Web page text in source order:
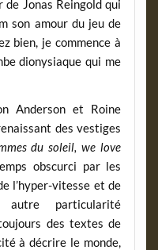
Jonas Reingold qui
son amour du jeu de
bien, je commence à
dionysiaque qui me
Anderson et Roine
des vestiges
du soleil, we love
obscurci par les
l’hyper-vitesse et de
particularité
des textes de
à décrire le monde,